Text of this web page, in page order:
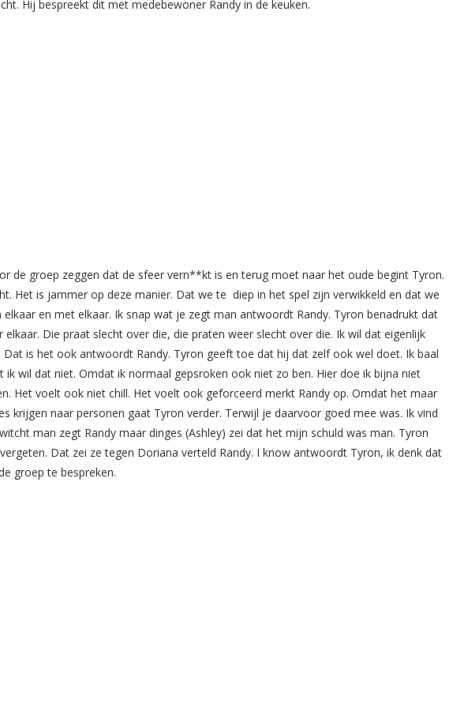
Hij bespreekt dit met medebewoner Randy in de keuken.
de groep zeggen dat de sfeer vern**kt is en terug moet naar het oude begint Tyron.
Het is jammer op deze manier. Dat we te diep in het spel zijn verwikkeld en dat we
en met elkaar. Ik snap wat je zegt man antwoordt Randy. Tyron benadrukt dat
Die praat slecht over die, die praten weer slecht over die. Ik wil dat eigenlijk
is het ook antwoordt Randy. Tyron geeft toe dat hij dat zelf ook wel doet. Ik baal
ik wil dat niet. Omdat ik normaal gepsroken ook niet zo ben. Hier doe ik bijna niet
Het voelt ook niet chill. Het voelt ook geforceerd merkt Randy op. Omdat het maar
krijgen naar personen gaat Tyron verder. Terwijl je daarvoor goed mee was. Ik vind
man zegt Randy maar dinges (Ashley) zei dat het mijn schuld was man. Tyron
Dat zei ze tegen Doriana verteld Randy. I know antwoordt Tyron, ik denk dat
groep te bespreken.